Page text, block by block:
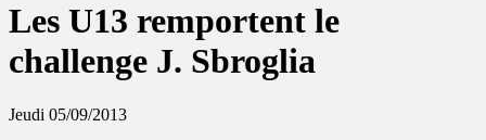
Les U13 remportent le
challenge J. Sbroglia
Jeudi 05/09/2013